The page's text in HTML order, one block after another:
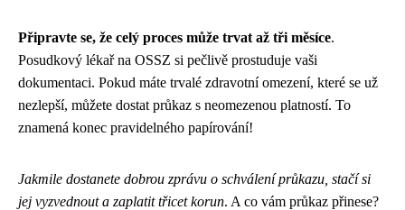
Připravte se, že celý proces může trvat až tři měsíce.
Posudkový lékař na OSSZ si pečlivě prostuduje vaši
dokumentaci. Pokud máte trvalé zdravotní omezení, které se už
nezlepší, můžete dostat průkaz s neomezenou platností. To
znamená konec pravidelného papírování!
Jakmile dostanete dobrou zprávu o schválení průkazu, stačí si
jej vyzvednout a zaplatit třicet korun. A co vám průkaz přinese?